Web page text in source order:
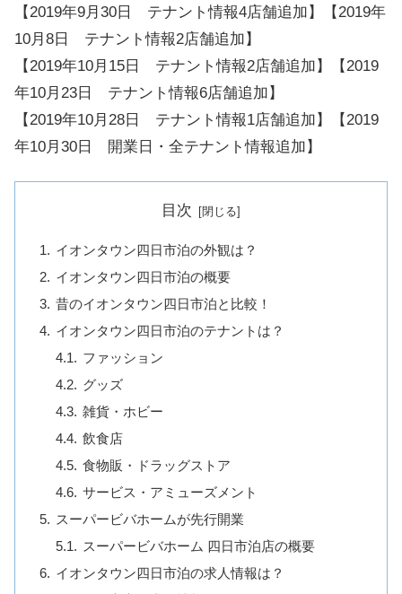
【2019年9月30日 テナント情報4店舗追加】【2019年
10月8日 テナント情報2店舗追加】
【2019年10月15日 テナント情報2店舗追加】【2019
年10月23日 テナント情報6店舗追加】
【2019年10月28日 テナント情報1店舗追加】【2019
年10月30日 開業日・全テナント情報追加】
目次
イオンタウン四日市泊の外観は？
イオンタウン四日市泊の概要
昔のイオンタウン四日市泊と比較！
イオンタウン四日市泊のテナントは？
ファッション
グッズ
雑貨・ホビー
飲食店
食物販・ドラッグストア
サービス・アミューズメント
スーパービバホームが先行開業
スーパービバホーム 四日市泊店の概要
イオンタウン四日市泊の求人情報は？